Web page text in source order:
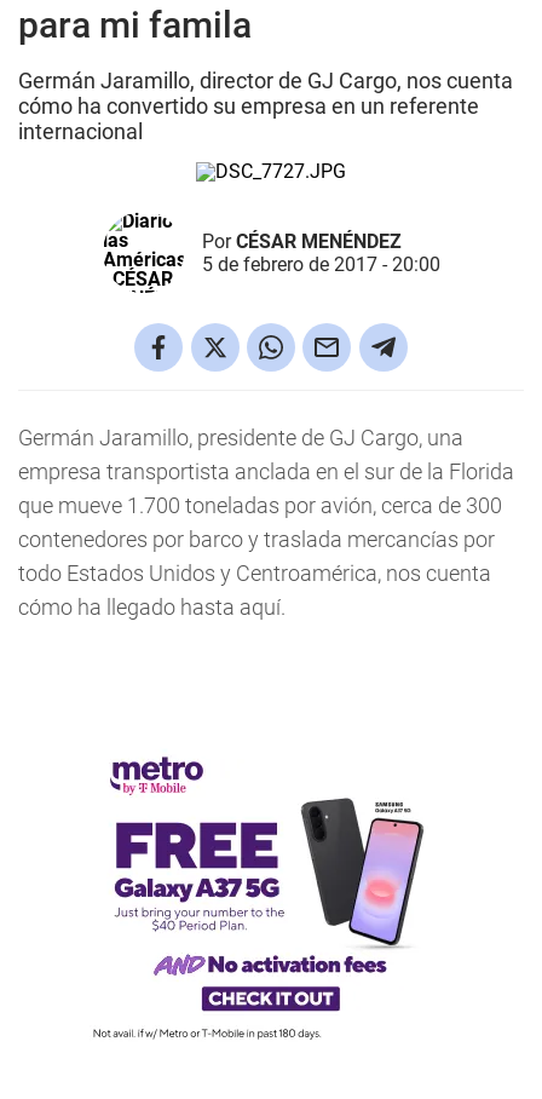
para mi famila
Germán Jaramillo, director de GJ Cargo, nos cuenta
cómo ha convertido su empresa en un referente
internacional
PorCÉSAR MENÉNDEZ
5 de febrero de 2017 - 20:00
Germán Jaramillo, presidente de GJ Cargo, una
empresa transportista anclada en el sur de la Florida
que mueve 1.700 toneladas por avión, cerca de 300
contenedores por barco y traslada mercancías por
todo Estados Unidos y Centroamérica, nos cuenta
cómo ha llegado hasta aquí.